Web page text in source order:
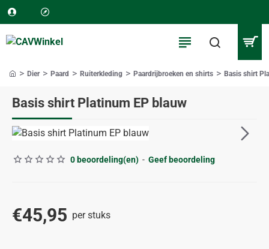
Basis shirt Platinum EP blauw
Dier Paard Ruiterkleding Paardrijbroeken en shirts Basis shirt
0 beoordeling(en) - Geef beoordeling
€45,95 per stuks